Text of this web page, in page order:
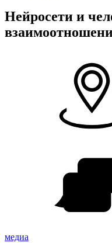
Нейросети и
медиа